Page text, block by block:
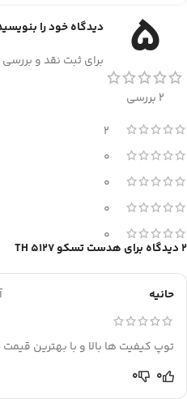
5
2 بررسی
2
0
0
0
0
2 دیدگاه برای هدست تسکو TH 5127
حانیه
توپ کیفیت ها بالا و با بهترین
0
0
دیدگاه خود را
برای ثبت نقد و بررسی